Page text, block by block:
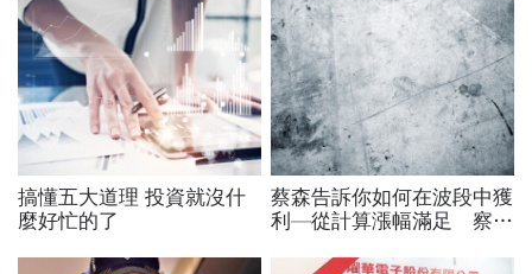
搞懂五大道理 投資就沒什
麼好忙的了
蔡森告訴你如何在波段中獲
利—從計算漲幅滿足 察覺